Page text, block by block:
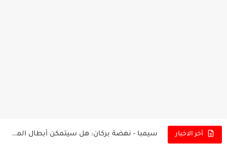
أخر الاخبار كريستال بالاس - مانشستر سيتي: هل نشهد المفاجأة في كأس...